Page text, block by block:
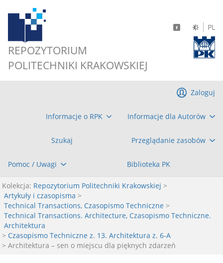
REPOZYTORIUM
POLITECHNIKI KRAKOWSKIEJ
PL
Informacje o RPK Informacje dla Autorów
Szukaj Przeglądanie zasobów
Pomoc / Uwagi Biblioteka PK
Zaloguj
Kolekcja: Repozytorium Politechniki Krakowskiej >
Artykuły i czasopisma >
Technical Transactions, Czasopismo Techniczne >
Technical Transactions. Architecture, Czasopismo Techniczne.
Architektura
> Czasopismo Techniczne z. 13. Architektura z. 6-A
> Architektura – sen o miejscu dla pięknych zdarzeń